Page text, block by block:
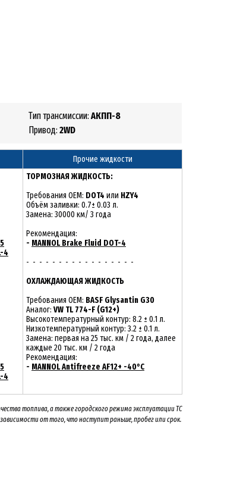
Тип трансмиссии: АКПП-8
Привод: 2WD
Прочие жидкости
4
4
ТОРМОЗНАЯ ЖИДКОСТЬ:
Требования OEM: DOT4 или HZY4
Объём заливки: 0.7± 0.03 л.
Замена: 30000 км/ 3 года
Рекомендация:
- MANNOL Brake Fluid DOT-4
- - - - - - - - - - - - - - - - -
ОХЛАЖДАЮЩАЯ ЖИДКОСТЬ
Требования OEM: BASF Glysantin G30
Аналог: VW TL 774-F (G12+)
Высокотемпературный контур: 8.2 ± 0.1 л.
Низкотемпературный контур: 3.2 ± 0.1 л.
Замена: первая на 25 тыс. км / 2 года, далее
каждые 20 тыс. км / 2 года
Рекомендация:
- MANNOL Antifreeze AF12+ -40°C
топлива, а также городского режима эксплуатации ТС
от того, что наступит раньше, пробег или срок.